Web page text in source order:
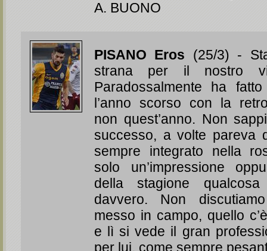
A. BUONO
PISANO Eros (25/3) -
strana per il nostro
Paradossalmente ha
l’anno scorso con la
non quest’anno. Non
successo, a volte pareva
sempre integrato nella
solo un’impressione
della stagione
davvero. Non discutiamo
messo in campo, quello
e lì si vede il gran
per lui, come sempre